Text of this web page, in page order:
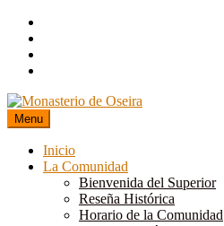
Skip
content
Menu
Inicio
La Comunidad
Bienvenida del Superior
Reseña Histórica
Horario de la Comunidad